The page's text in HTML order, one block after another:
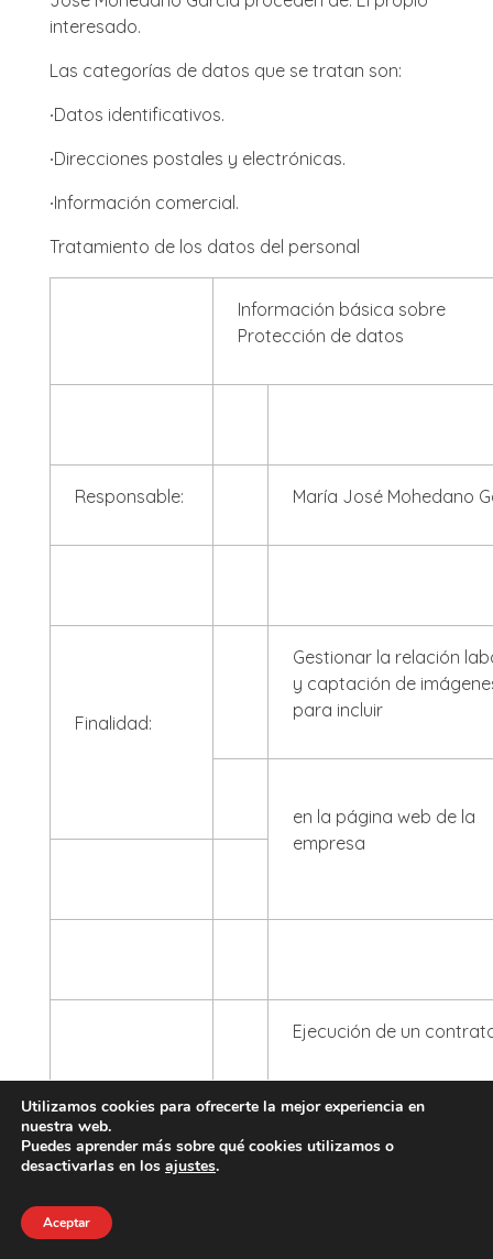
interesado.
Las categorías de datos que se tratan son:
∙Datos identificativos.
∙Direcciones postales y electrónicas.
∙Información comercial.
Tratamiento de los datos del personal
Información básica sobre
Protección de datos
Responsable: María José Mohedano
Finalidad:
Gestionar la relación
y captación de
para incluir
en la página web de la
empresa
Ejecución de un
Legitimación:
Utilizamos cookies para ofrecerte la mejor experiencia en
nuestra web.
Puedes aprender más sobre qué cookies utilizamos o
desactivarlas en los ajustes.
Aceptar